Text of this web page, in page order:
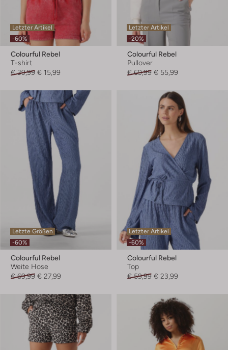
Letzter Artikel
-60%
Colourful Rebel
T-shirt
€ 39,99 € 15,99
Letzter Artikel
-20%
Colourful Rebel
Pullover
€ 69,99 € 55,99
Letzte Größen
-60%
Colourful Rebel
Weite Hose
€ 69,99 € 27,99
Letzter Artikel
-60%
Colourful Rebel
Top
€ 59,99 € 23,99